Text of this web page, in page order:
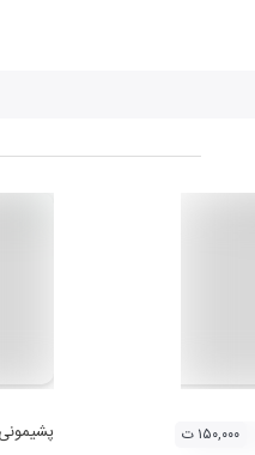
۱۵۰,۰۰۰ ت پشیمونی